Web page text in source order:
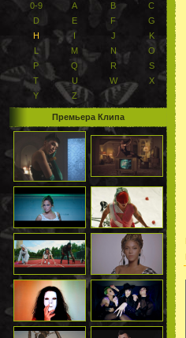
0-9
A B
C
D
E F
G
H
I J
K
L
M N
O
P
Q R
S
T
U W
X
Y
Z
Премьера Клипа